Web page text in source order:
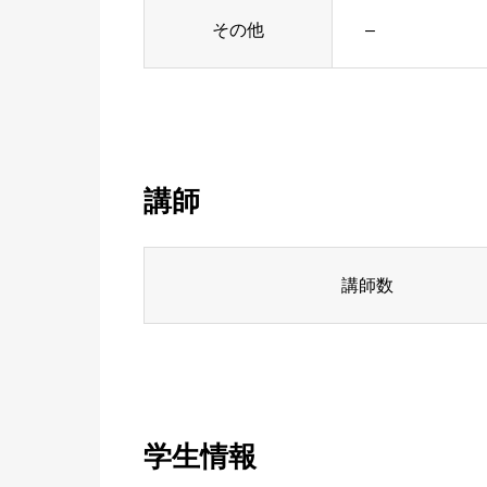
その他 –
講師
講師数
学生情報